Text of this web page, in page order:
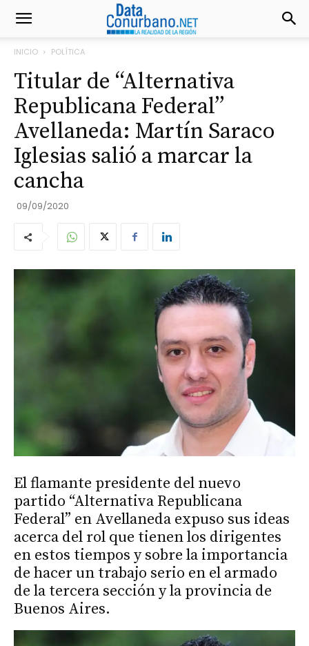
INICIO POLÍTICA
Titular de “Alternativa
Republicana Federal”
Avellaneda: Martín Saraco
Iglesias salió a marcar la
cancha
09/09/2020
El flamante presidente del nuevo
partido “Alternativa Republicana
Federal” en Avellaneda expuso sus ideas
acerca del rol que tienen los dirigentes
en estos tiempos y sobre la importancia
de hacer un trabajo serio en el armado
de la tercera sección y la provincia de
Buenos Aires.